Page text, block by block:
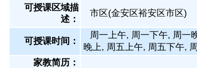
可授课区域描
述：
市区(金安区裕安区市区)
可授课时间：
周一上午, 周一下午, 周一
晚上, 周五上午, 周五下午,
家教简历：